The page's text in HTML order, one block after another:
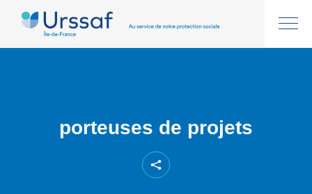
porteuses de projets